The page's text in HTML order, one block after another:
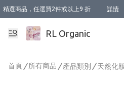
精選商品，任選買2件或以上9 折 詳情
XI周年優惠【新品自由選2件88折/3件85折】
XI周年優惠【Chakra 脈輪平衡自由選2件9
Florame 肌底自由選 2支9折 3支85折
XI周年優惠【蟲蟲退散 · 防衛結界﹞系列2件9
Sunki 任選2件95折
BIOFFICINA TOSCANA 任選2支9折 3支85折
Lamav 任選1件9折 2件85折
Mukti Organics 指定產品任選1件9折, 2件88
Intelligent Nutrients Skincare 任選2件9折
deodorant 任選2件88折
化妝品 任選2件95折
XI周年優惠【身心靈單品 任選2件9折/3件85
XI周年優惠 【精油/香水 任選2件9折/3件85
XI周年優惠【「關節到肌膚」全效養護
XI周年優惠【夏日有機物理防曬套裝2件88折
XI周年優惠【夏日潔面隨意選2件88折/3件85
XI周年優惠【逆齡奇蹟抗氧 11 自由選2件88
新會員首次購物即享全單 95 折優惠！
成為VIP / VVIP 可享有生日月現金扣減獎賞
選用順豐速運，滿$500 免運費
本地速遞 京東 送住宅/ 工商地址 $400 免運費
澳門訂單選用順豐速運，滿$800 免運費
RL Organic
首頁 / 所有商品 / 產品類別 / 天然化